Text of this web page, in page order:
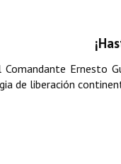
Ernesto
de liberación